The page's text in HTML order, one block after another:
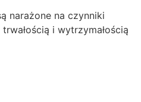
narażone na czynniki
i wytrzymałością